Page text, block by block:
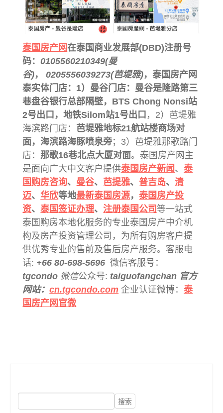
泰国房产网在泰国商业发展部(DBD)注册号
码：0105560210349(曼
谷)，0205556039273(芭堤雅)，泰国房产网
泰实体门店：1）曼谷门店： 曼谷是隆路第三
巷盘谷银行总部隔壁，BTS Chong Nonsi站
2号出口，地铁Silom站1号出口 ，2）芭堤雅
海滨路门店： 芭堤雅地标21航站楼商场对
面，海滨路海豚喷泉旁；3）芭堤雅那歌路门
店： 那歌16巷北点大厦对面。泰国房产网主
是面向广大中文客户提供泰国房产新闻 、泰
国购房咨询、 曼谷、 芭提雅、 普吉岛、清
迈、 华欣等地最新泰国房源，泰国房产投
资、泰国签证办理、注册泰国公司等一站式
泰国购房本地化服务的专业泰国房产中介机
构及房产投资管理公司，为所有购房客户提
供优秀专业的售前及售后房产服务。客服电
话: +66 80-698-5696 微信客服号：
tgcondo 微信公众号: taiguofangchan 官方
网站：cn.tgcondo.com 企业认证微博：泰
国房产网官微